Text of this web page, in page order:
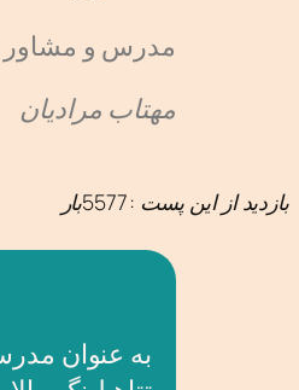
مدرس و مشاور
مهتاب مراديان
بازدید از این پست :5577بار
به عنوان